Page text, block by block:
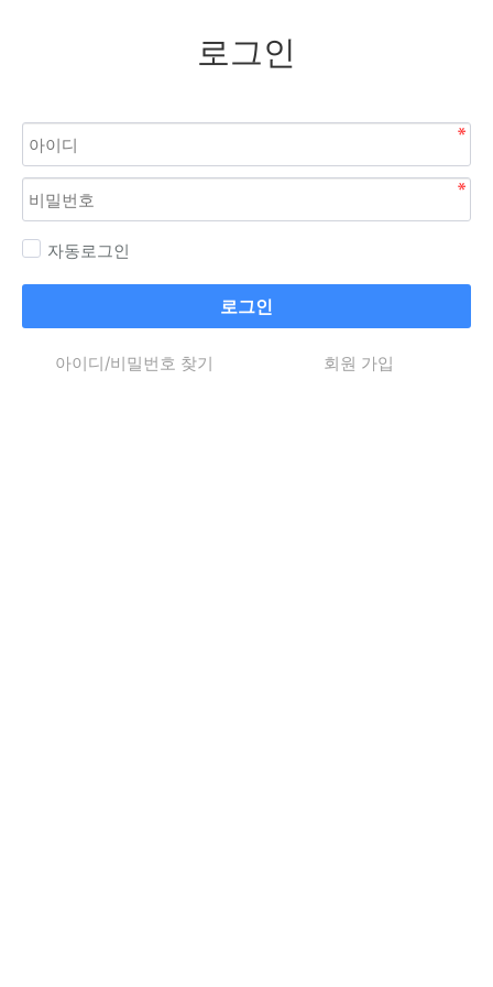
로그인
자동로그인
로그인
아이디/비밀번호 찾기 회원 가입